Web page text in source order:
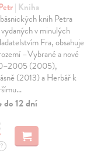
| Kniha
knih Petra
v minulých
Fra, obsahuje
–Vybrané a nové
(2005),
(2013) a Herbář k
do 12 dní
?